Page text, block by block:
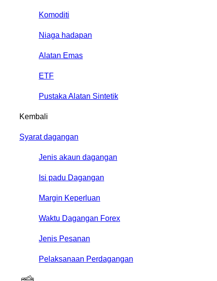
Komoditi
Niaga hadapan
Alatan Emas
ETF
Pustaka Alatan Sintetik
Kembali
Syarat dagangan
Jenis akaun dagangan
Isi padu Dagangan
Margin Keperluan
Waktu Dagangan Forex
Jenis Pesanan
Pelaksanaan Perdagangan